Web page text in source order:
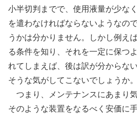
小半切判までで、使用液量が少な
を遣わなければならないようなの
うかは分かりません。しかし例え
る条件を知り、それを一定に保つ
れてしまえば、後は訳が分からな
そうな気がしてこないでしょうか。
つまり、メンテナンスにあまり
そのような装置をなるべく安価に